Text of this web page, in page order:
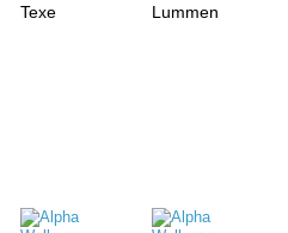
Texe
Lummen